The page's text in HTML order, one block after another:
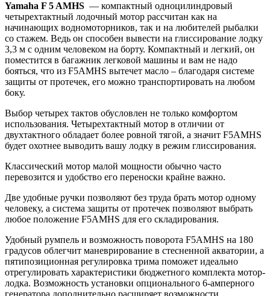
Yamaha F 5 AMHS — компактный одноцилиндровый
четырехтактный лодочный мотор рассчитан как на
начинающих водномоторников, так и на любителей рыбалки
со стажем. Ведь он способен вывести на глиссирование лодку
3,3 м с одним человеком на борту. Компактный и легкий, он
поместится в багажник легковой машины и вам не надо
бояться, что из F5AMHS вытечет масло – благодаря системе
защиты от протечек, его можно транспортировать на любом
боку.
Выбор четырех тактов обусловлен не только комфортом
использования. Четырехтактный мотор в отличии от
двухтактного обладает более ровной тягой, а значит F5AMHS
будет охотнее выводить вашу лодку в режим глиссирования.
Классический мотор малой мощности обычно часто
перевозится и удобство его переноски крайне важно.
Две удобные ручки позволяют без труда брать мотор одному
человеку, а система защиты от протечек позволяют выбрать
любое положение F5AMHS для его складирования.
Удобный румпель и возможность поворота F5AMHS на 180
градусов облегчит маневрирование в стесненной акватории, а
пятипозиционная регулировка трима поможет идеально
отрегулировать характеристики бюджетного комплекта мотор-
лодка. Возможность установки опционального 6-амперного